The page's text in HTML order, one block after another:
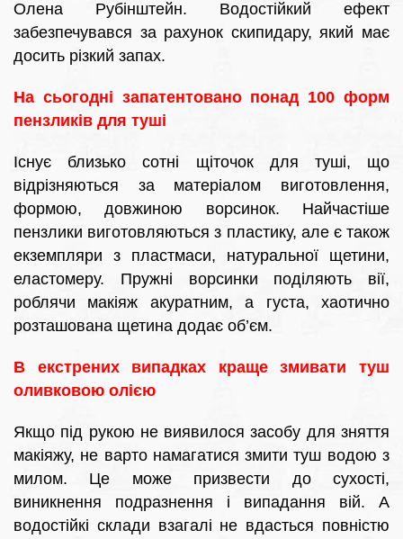
Олена Рубінштейн. Водостійкий ефект
забезпечувався за рахунок скипидару, який має
досить різкий запах.
На сьогодні запатентовано понад 100 форм
пензликів для туші
Існує близько сотні щіточок для туші, що
відрізняються за матеріалом виготовлення,
формою, довжиною ворсинок. Найчастіше
пензлики виготовляються з пластику, але є також
екземпляри з пластмаси, натуральної щетини,
еластомеру. Пружні ворсинки поділяють вії,
роблячи макіяж акуратним, а густа, хаотично
розташована щетина додає об’єм.
В екстрених випадках краще змивати туш
оливковою олією
Якщо під рукою не виявилося засобу для зняття
макіяжу, не варто намагатися змити туш водою з
милом. Це може призвести до сухості,
виникнення подразнення і випадання вій. А
водостійкі склади взагалі не вдасться повністю